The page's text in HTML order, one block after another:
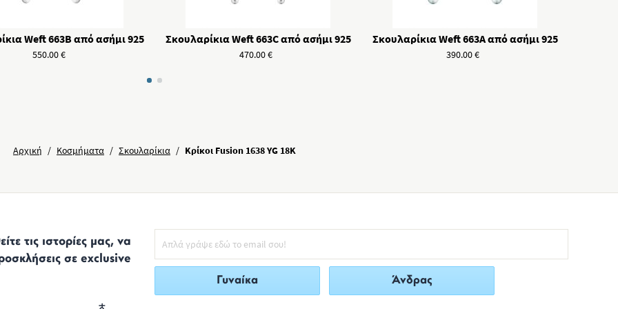
Weft 663B από ασήμι 925
550.00€
Σκουλαρίκια Weft 663C από ασήμι 925
470.00€
Σκουλαρίκια Weft 663A από ασήμι 925
390.00€
Αρχική / Κοσμήματα / Σκουλαρίκια / Κρίκοι Fusion 1638 YG 18K
τις ιστορίες μας, να
σε exclusive
Γυναίκα Άνδρας